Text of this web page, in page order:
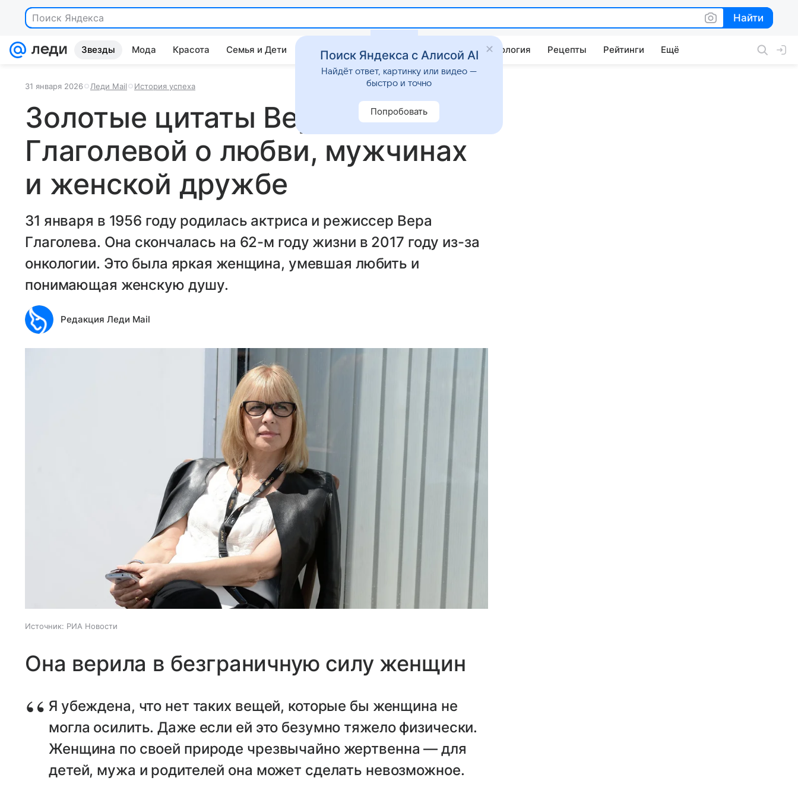
Поиск Яндекса Найти
Найти
Звезды Мода Красота Семья и Дети Дом Гороскопы Стиль жизни Психология Рецепты Рейтинги Ещё
31 января 2026 Леди Mail История успеха
Золотые цитаты Веры
Глаголевой о любви, мужчинах
и женской дружбе
31 января в 1956 году родилась актриса и режиссер Вера
Глаголева. Она скончалась на 62-м году жизни в 2017 году из-за
онкологии. Это была яркая женщина, умевшая любить и
понимающая женскую душу.
Редакция Леди Mail
Источник: РИА Новости
Она верила в безграничную силу женщин
Я убеждена, что нет таких вещей, которые бы женщина не
могла осилить. Даже если ей это безумно тяжело физически.
Женщина по своей природе чрезвычайно жертвенна — для
детей, мужа и родителей она может сделать невозможное.
Поиск Яндекса с Алисой AI
Найдёт ответ, картинку или видео —
быстро и точно
Попробовать